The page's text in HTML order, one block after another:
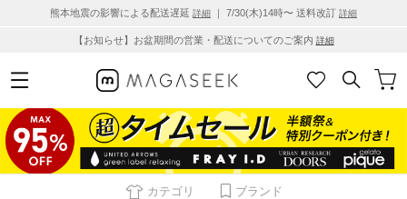
熊本地震の影響による配送遅延 詳細 ｜ 7/30(木)14時〜 送料改訂 詳細
【お知らせ】お盆期間の営業・配送についてのご案内 詳細
カテゴリ ブランド